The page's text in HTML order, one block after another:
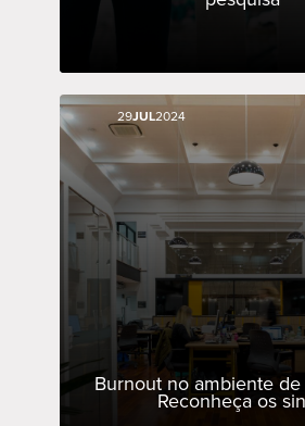
29JUL2024
Burnout no ambiente
Reconheça os
29JUL2024